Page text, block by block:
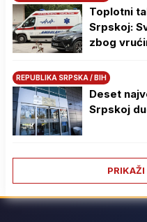
Toplotni
Srpskoj:
zbog
REPUBLIKA SRPSKA / BIH
Deset
Srpskoj